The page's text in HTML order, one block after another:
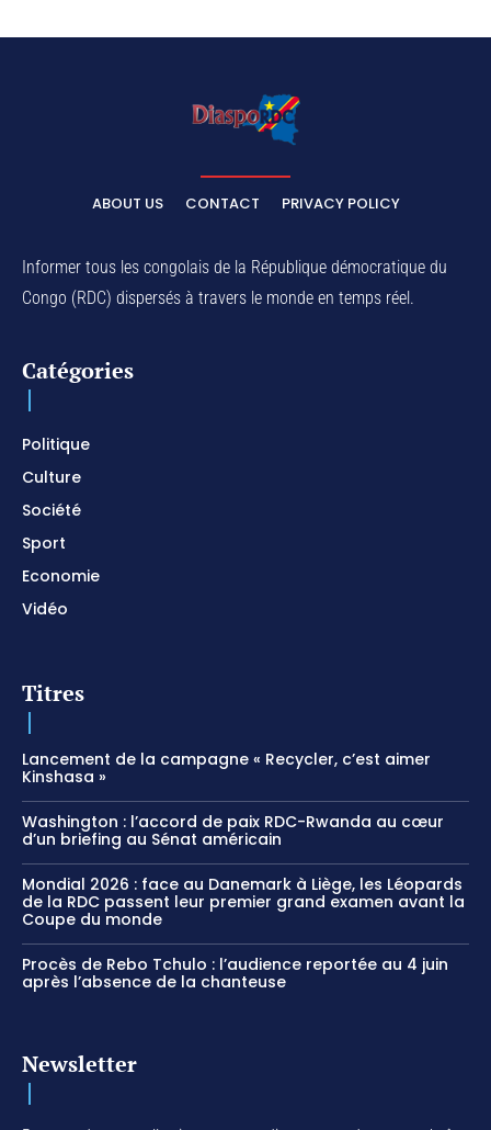
Dieu de Secours - God of Rescue / Adoration
Yahweh Sabaoth / Prophetic Worship Instrumental
/ Piano pour prier / Instrumental d'intercession
ELIKIA NA NGAI / Instrumental de Prière / 1H
01:03:38
Piano pour prier / Soaking Worship Instrumental
01:17:32
For Your Name Is Holy / Prophetic Worship
I SURRENDER / Soaking Worship Instrumental /
ABOUT US CONTACT PRIVACY POLICY
Informer tous les congolais de la République démocratique du
Congo (RDC) dispersés à travers le monde en temps réel.
Catégories
Politique
Culture
Société
Sport
Economie
Vidéo
Titres
Lancement de la campagne « Recycler, c’est aimer
Kinshasa »
Washington : l’accord de paix RDC-Rwanda au cœur
d’un briefing au Sénat américain
Mondial 2026 : face au Danemark à Liège, les Léopards
de la RDC passent leur premier grand examen avant la
Coupe du monde
Procès de Rebo Tchulo : l’audience reportée au 4 juin
après l’absence de la chanteuse
Newsletter